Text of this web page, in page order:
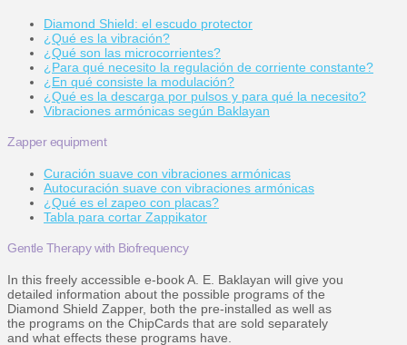
Diamond Shield: el escudo protector
¿Qué es la vibración?
¿Qué son las microcorrientes?
¿Para qué necesito la regulación de corriente constante?
¿En qué consiste la modulación?
¿Qué es la descarga por pulsos y para qué la necesito?
Vibraciones armónicas según Baklayan
Zapper equipment
Curación suave con vibraciones armónicas
Autocuración suave con vibraciones armónicas
¿Qué es el zapeo con placas?
Tabla para cortar Zappikator
Gentle Therapy with Biofrequency
In this freely accessible e-book A. E. Baklayan will give you
detailed information about the possible programs of the
Diamond Shield Zapper, both the pre-installed as well as
the programs on the ChipCards that are sold separately
and what effects these programs have.